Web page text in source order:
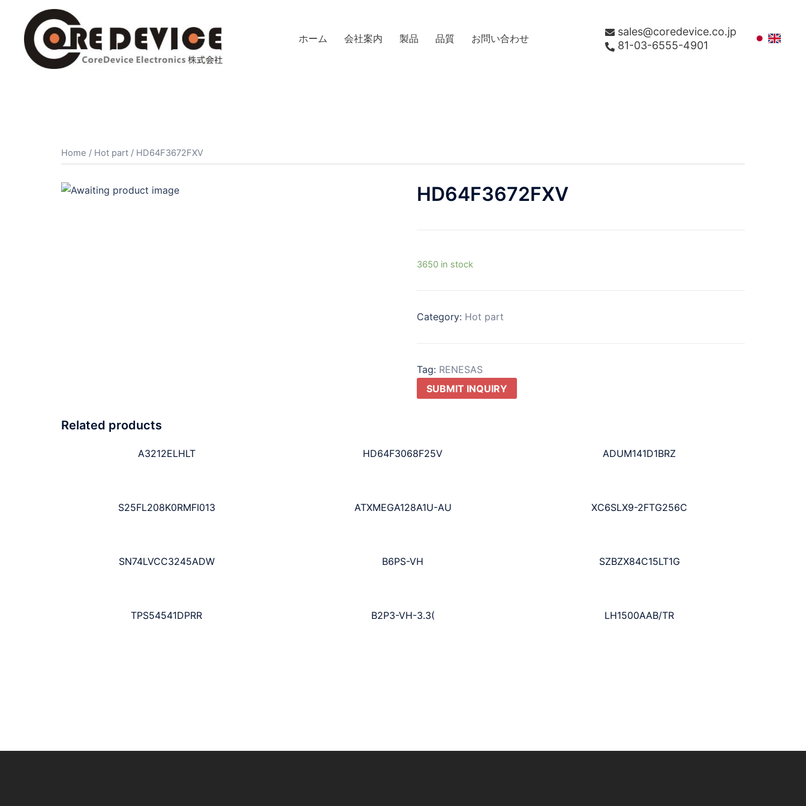
ホーム 会社案内 製品 品質 お問い合わせ
sales@coredevice.co.jp
81-03-6555-4901
Home / Hot part / HD64F3672FXV
HD64F3672FXV
3650 in stock
Category: Hot part
Tag: RENESAS
SUBMIT INQUIRY
Related products
A3212ELHLT HD64F3068F25V ADUM141D1BRZ
S25FL208K0RMFI013 ATXMEGA128A1U-AU XC6SLX9-2FTG256C
SN74LVCC3245ADW B6PS-VH SZBZX84C15LT1G
TPS54541DPRR B2P3-VH-3.3( LH1500AAB/TR